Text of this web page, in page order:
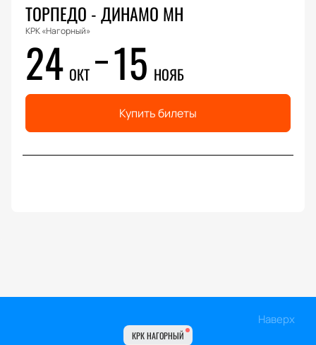
ТОРПЕДО - ДИНАМО МН
КРК «Нагорный»
24 ОКТ 15 НОЯБ
Купить билеты
Наверх
КРК НАГОРНЫЙ